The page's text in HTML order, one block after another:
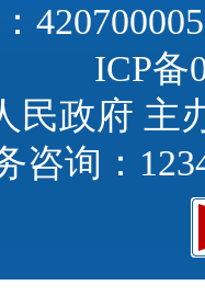
ICP备
民政府 主
咨询：